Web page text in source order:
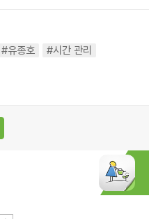
#유종호
#시간 관리